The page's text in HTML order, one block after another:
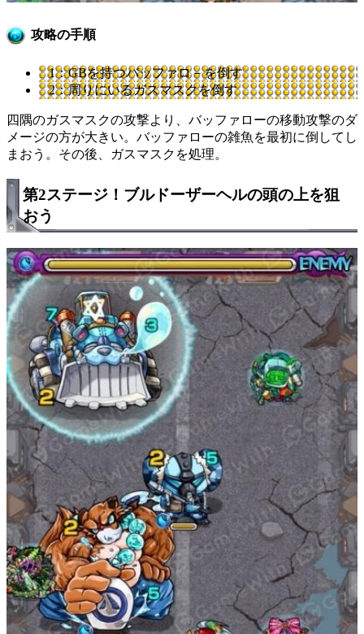
攻略の手順
1：GBを持つバッファロ－を倒す
2：周りにいるガスマスクを倒す
四隅のガスマスクの攻撃より、バッファローの移動攻撃のダ
メージの方が大きい。バッファローの雑魚を最初に倒してし
まおう。その後、ガスマスクを処理。
第2ステージ！ブルドーザーヘルの頭の上を狙
おう